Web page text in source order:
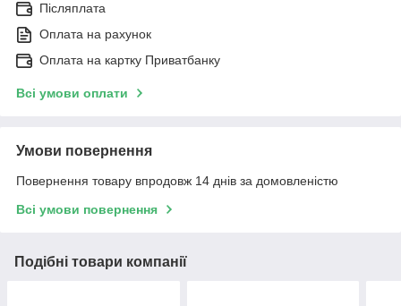
Післяплата
Оплата на рахунок
Оплата на картку Приватбанку
Всі умови оплати
Умови повернення
Повернення товару впродовж 14 днів за домовленістю
Всі умови повернення
Подібні товари компанії